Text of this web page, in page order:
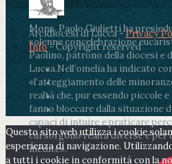
Mons. Paolo Giulietti ha
solenne concelebrazione
Paolino, patrono della diocesi e
Lucca.Nell’omelia ha indicato
«l’atteggiamento delle
realtà che, pur essendo piccole
fanno bloccare dalla situazione
capaci di intuire e praticare
cui sorgono realtà diverse e per
inedite».
Arcidiocesi di Lucca -Privacy
Info- Copyright reserved
Questo sito web utilizza i cookie
esperienza di navigazione.
a tutti i cookie in conformità con la